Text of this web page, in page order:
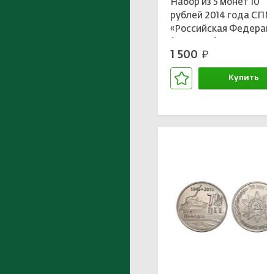
Набор из 5 монет 10
рублей 2014 года
«Российская
1 500 руб.
Купить